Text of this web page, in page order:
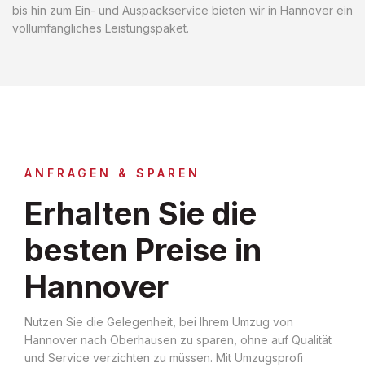
bis hin zum Ein- und Auspackservice bieten wir in Hannover ein
vollumfängliches Leistungspaket.
ANFRAGEN & SPAREN
Erhalten Sie die
besten Preise in
Hannover
Nutzen Sie die Gelegenheit, bei Ihrem Umzug von
Hannover nach Oberhausen zu sparen, ohne auf Qualität
und Service verzichten zu müssen. Mit Umzugsprofi